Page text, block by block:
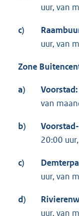
uur, van
c)
uur, van
Zone
a) Voorstad:
van
b)
20:00
c)
uur, van
d)
uur, van